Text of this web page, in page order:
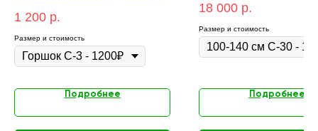
1 200 р.
Размер и стоимость
Подробнее
18 000 р.
Размер и стоимость
Подробнее